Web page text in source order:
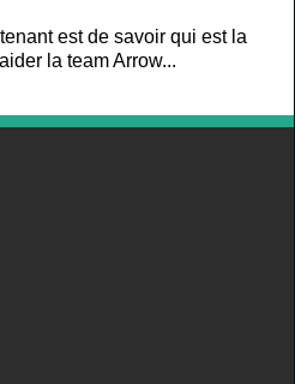
est de savoir qui est la
la team Arrow...